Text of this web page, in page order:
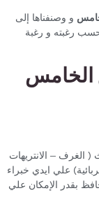
و وصنفناها إلى
رغبته و رغبة
الخامس
الغرف – الانتريهات
علي ايدي خبراء
بقدر الإمكان علي